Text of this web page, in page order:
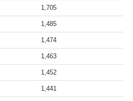
1,705
1,485
1,474
1,463
1,452
1,441